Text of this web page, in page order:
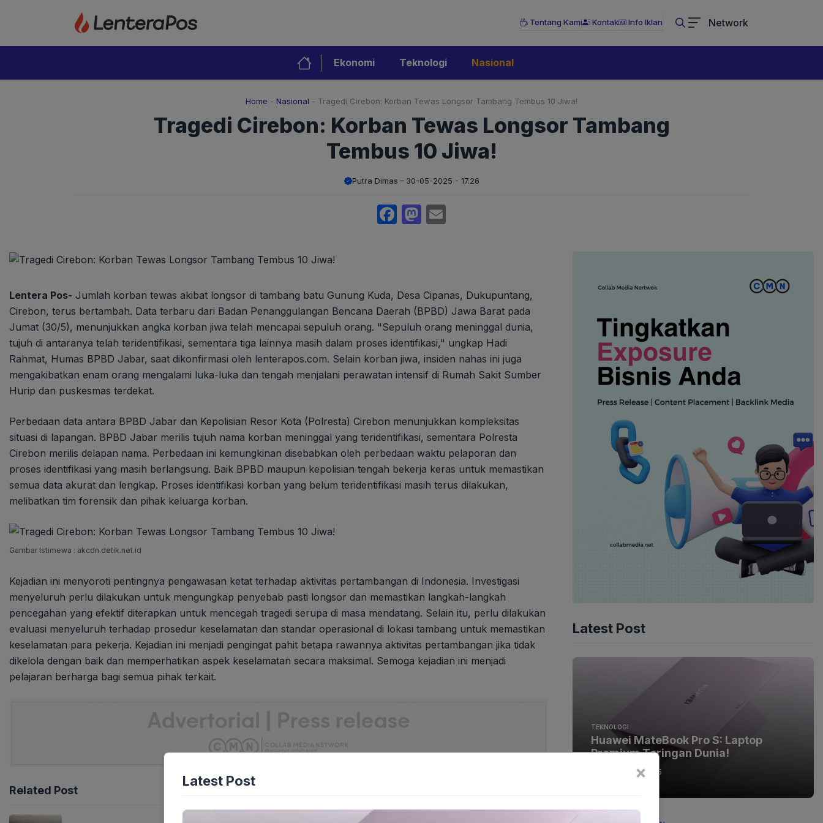
Tentang Kami Kontak Info Iklan Network
Ekonomi Teknologi Nasional
Home - Nasional - Tragedi Cirebon: Korban Tewas Longsor Tambang Tembus 10 Jiwa!
Tragedi Cirebon: Korban Tewas Longsor Tambang
Tembus 10 Jiwa!
Putra Dimas 30-05-2025 - 17.26
Facebook
Mastodon
Lentera Pos- Jumlah korban tewas akibat longsor di tambang batu Gunung Kuda, Desa Cipanas, Dukupuntang,
Cirebon, terus bertambah. Data terbaru dari Badan Penanggulangan Bencana Daerah (BPBD) Jawa Barat pada
Jumat (30/5), menunjukkan angka korban jiwa telah mencapai sepuluh orang. "Sepuluh orang meninggal dunia,
tujuh di antaranya telah teridentifikasi, sementara tiga lainnya masih dalam proses identifikasi," ungkap Hadi
Rahmat, Humas BPBD Jabar, saat dikonfirmasi oleh lenterapos.com. Selain korban jiwa, insiden nahas ini juga
mengakibatkan enam orang mengalami luka-luka dan tengah menjalani perawatan intensif di Rumah Sakit Sumber
Hurip dan puskesmas terdekat.
Perbedaan data antara BPBD Jabar dan Kepolisian Resor Kota (Polresta) Cirebon menunjukkan kompleksitas
situasi di lapangan. BPBD Jabar merilis tujuh nama korban meninggal yang teridentifikasi, sementara Polresta
Cirebon merilis delapan nama. Perbedaan ini kemungkinan disebabkan oleh perbedaan waktu pelaporan dan
proses identifikasi yang masih berlangsung. Baik BPBD maupun kepolisian tengah bekerja keras untuk memastikan
semua data akurat dan lengkap. Proses identifikasi korban yang belum teridentifikasi masih terus dilakukan,
melibatkan tim forensik dan pihak keluarga korban.
Gambar Istimewa : akcdn.detik.net.id
Kejadian ini menyoroti pentingnya pengawasan ketat terhadap aktivitas pertambangan di Indonesia. Investigasi
menyeluruh perlu dilakukan untuk mengungkap penyebab pasti longsor dan memastikan langkah-langkah
pencegahan yang efektif diterapkan untuk mencegah tragedi serupa di masa mendatang. Selain itu, perlu dilakukan
evaluasi menyeluruh terhadap prosedur keselamatan dan standar operasional di lokasi tambang untuk memastikan
keselamatan para pekerja. Kejadian ini menjadi pengingat pahit betapa rawannya aktivitas pertambangan jika tidak
dikelola dengan baik dan memperhatikan aspek keselamatan secara maksimal. Semoga kejadian ini menjadi
pelajaran berharga bagi semua pihak terkait.
Related Post
Latest Post
TEKNOLOGI
Huawei MateBook Pro S: Laptop
Premium Teringan Dunia!
07-08-2026 - 15.05
×
Latest Post